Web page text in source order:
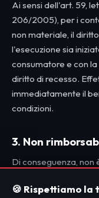
Ai sensi dell'art. 59,
206/2005), per i
non materiale, il
l'esecuzione sia
consumatore e con
diritto di recesso.
immediatamente il
condizioni.
3. Non
Di conseguenza, non
possono variare o
🍪 Rispettiamo la